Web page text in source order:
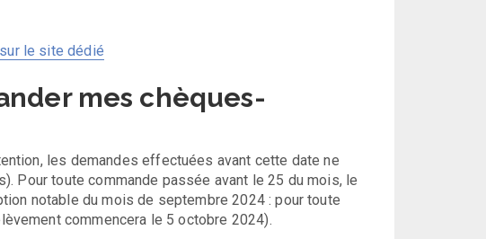
le site dédié
mes chèques-
les demandes effectuées avant cette date ne
Pour toute commande passée avant le 25 du mois, le
notable du mois de septembre 2024 : pour toute
commencera le 5 octobre 2024).